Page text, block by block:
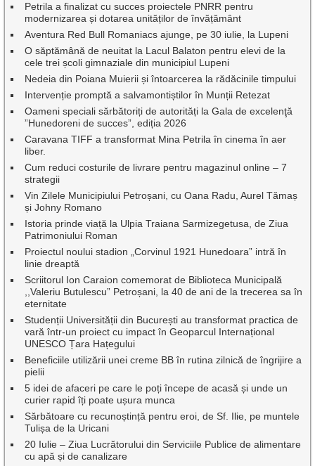
Petrila a finalizat cu succes proiectele PNRR pentru
modernizarea și dotarea unităților de învățământ
Aventura Red Bull Romaniacs ajunge, pe 30 iulie, la Lupeni
O săptămână de neuitat la Lacul Balaton pentru elevi de la
cele trei școli gimnaziale din municipiul Lupeni
Nedeia din Poiana Muierii și întoarcerea la rădăcinile timpului
Intervenție promptă a salvamontiștilor în Munții Retezat
Oameni speciali sărbătoriți de autorități la Gala de excelenţă
”Hunedoreni de succes”, ediția 2026
Caravana TIFF a transformat Mina Petrila în cinema în aer
liber.
Cum reduci costurile de livrare pentru magazinul online – 7
strategii
Vin Zilele Municipiului Petroșani, cu Oana Radu, Aurel Tămaș
și Johny Romano
Istoria prinde viață la Ulpia Traiana Sarmizegetusa, de Ziua
Patrimoniului Roman
Proiectul noului stadion „Corvinul 1921 Hunedoara” intră în
linie dreaptă
Scriitorul Ion Caraion comemorat de Biblioteca Municipală
,,Valeriu Butulescu” Petroșani, la 40 de ani de la trecerea sa în
eternitate
Studenții Universității din București au transformat practica de
vară într-un proiect cu impact în Geoparcul Internațional
UNESCO Țara Hațegului
Beneficiile utilizării unei creme BB în rutina zilnică de îngrijire a
pielii
5 idei de afaceri pe care le poți începe de acasă și unde un
curier rapid îți poate ușura munca
Sărbătoare cu recunoștință pentru eroi, de Sf. Ilie, pe muntele
Tulișa de la Uricani
20 Iulie – Ziua Lucrătorului din Serviciile Publice de alimentare
cu apă și de canalizare